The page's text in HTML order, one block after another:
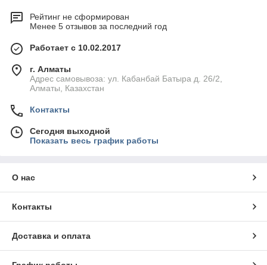
Рейтинг не сформирован
Менее 5 отзывов за последний год
Работает с 10.02.2017
г. Алматы
Адрес самовывоза: ул. Кабанбай Батыра д. 26/2,
Алматы, Казахстан
Контакты
Сегодня выходной
Показать весь график работы
О нас
Контакты
Доставка и оплата